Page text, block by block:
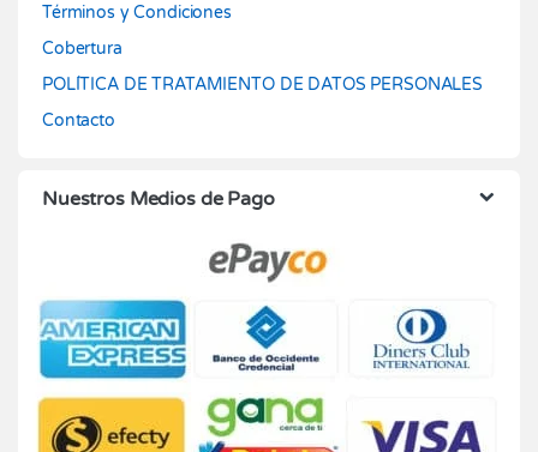
Términos y Condiciones
Cobertura
POLÍTICA DE TRATAMIENTO DE DATOS PERSONALES
Contacto
Nuestros Medios de Pago